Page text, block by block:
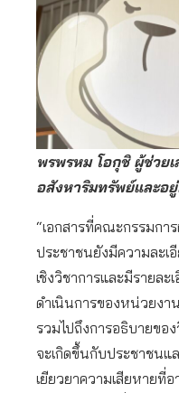
พรพรหม โอกุชิ ผู้ช่วย
อสังหาริมทรัพย์และอ
“เอกสารที่คณะกรรมกา
ประชาชนยังมีความละเอี
เชิงวิชาการและมีรายละ
ดำเนินการของหน่วยงา
รวมไปถึงการอธิบายขอ
จะเกิดขึ้นกับประชาชนแ
เยียวยาความเสียหายที่